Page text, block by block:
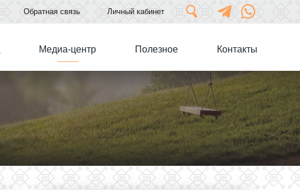
Обратная связь Личный кабинет
Медиа-центр Полезное Контакты